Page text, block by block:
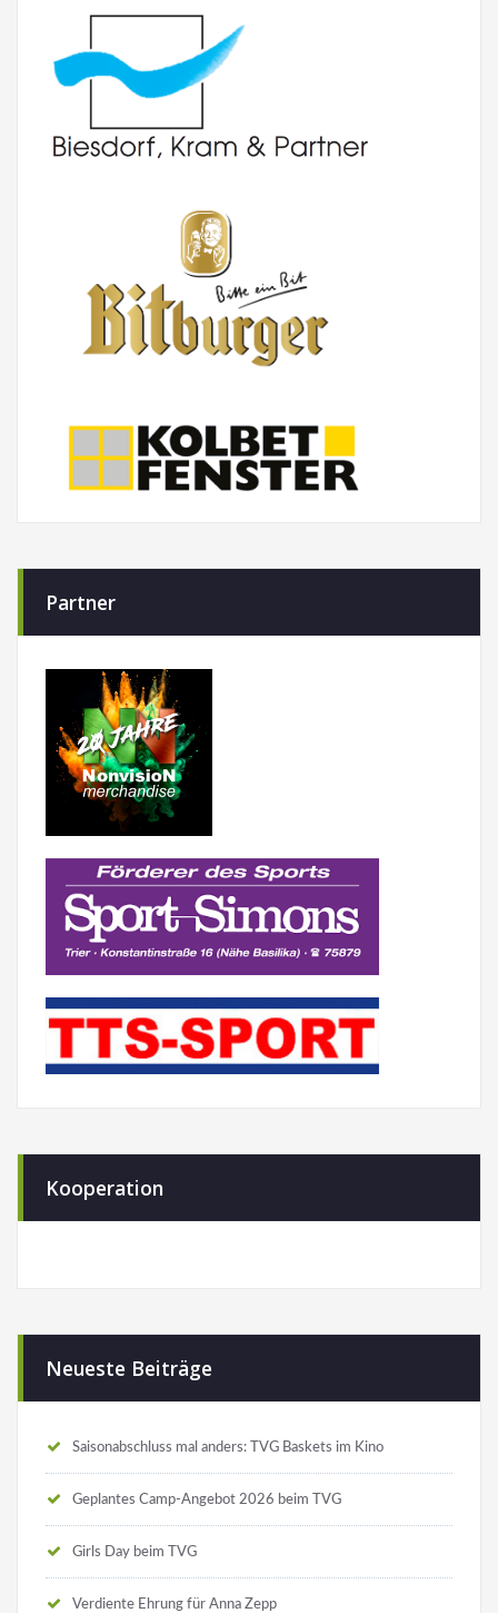
Partner
Kooperation
Neueste Beiträge
Saisonabschluss mal anders: TVG Baskets im Kino
Geplantes Camp-Angebot 2026 beim TVG
Girls Day beim TVG
Verdiente Ehrung für Anna Zepp